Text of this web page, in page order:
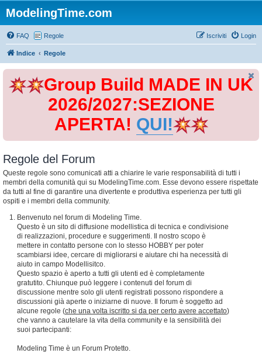
ModelingTime.com
FAQ Regole Login
Iscriviti
Indice Regole
Group Build MADE IN UK
2026/2027:SEZIONE
APERTA! QUI!
Regole del Forum
Queste regole sono comunicati atti a chiarire le varie responsabilità di tutti i
membri della comunità qui su ModelingTime.com. Esse devono essere rispettate
da tutti al fine di garantire una divertente e produttiva esperienza per tutti gli
ospiti e i membri della community.
Benvenuto nel forum di Modeling Time.
Questo è un sito di diffusione modellistica di tecnica e condivisione
di realizzazioni, procedure e suggerimenti. Il nostro scopo è
mettere in contatto persone con lo stesso HOBBY per poter
scambiarsi idee, cercare di migliorarsi e aiutare chi ha necessità di
aiuto in campo Modellisitco.
Questo spazio è aperto a tutti gli utenti ed è completamente
gratutito. Chiunque può leggere i contenuti del forum di
discussione mentre solo gli utenti registrati possono rispondere a
discussioni già aperte o iniziarne di nuove. Il forum è soggetto ad
alcune regole (che una volta iscritto si da per certo avere accettato)
che vanno a cautelare la vita della community e la sensibilità dei
suoi partecipanti:
Modeling Time è un Forum Protetto.